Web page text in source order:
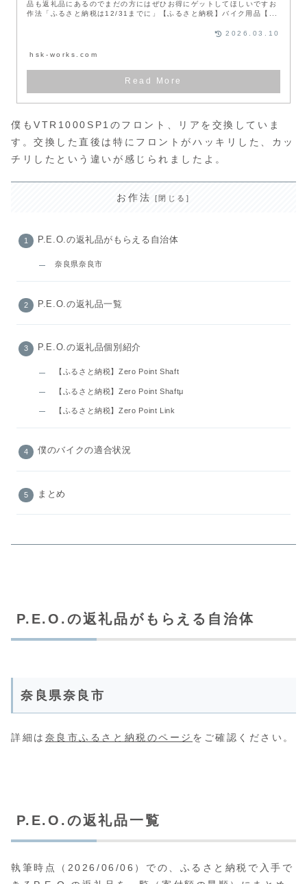
品も返礼品にあるのでまだの方にはぜひお得にゲットしてほしいですお
作法「ふるさと納税は12/31までに」【ふるさと納税】バイク用品【...
hsk-works.com
2026.03.10
僕もVTR1000SP1のフロント、リアを交換していま
す。交換した直後は特にフロントがハッキリした、カッ
チリしたという違いが感じられましたよ。
お作法
P.E.O.の返礼品がもらえる自治体
奈良県奈良市
P.E.O.の返礼品一覧
P.E.O.の返礼品個別紹介
【ふるさと納税】Zero Point Shaft
【ふるさと納税】Zero Point Shaftμ
【ふるさと納税】Zero Point Link
僕のバイクの適合状況
まとめ
P.E.O.の返礼品がもらえる自治体
奈良県奈良市
詳細は 奈良市ふるさと納税のページ をご確認ください。
P.E.O.の返礼品一覧
執筆時点（2026/06/06）での、ふるさと納税で入手で